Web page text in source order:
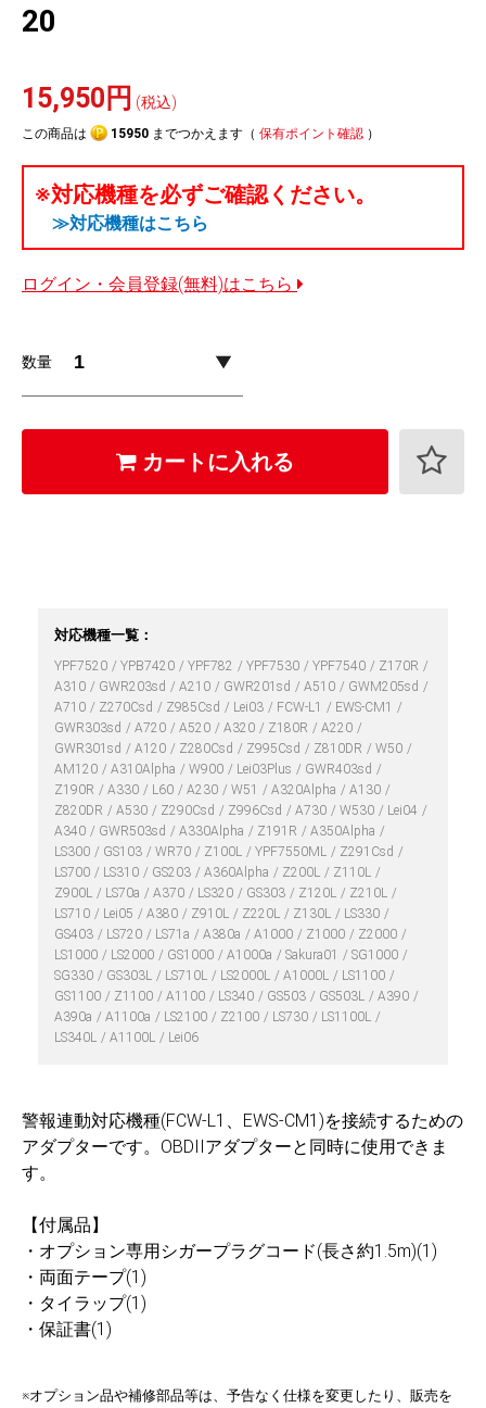
対応機種一覧：
YPF7520 YPB7420 YPF782 YPF7530 YPF7540
Z170R
A310
GWR203sd A210 GWR201sd A510
GWM205sd
A710
Z270Csd Z985Csd Lei03 FCW-L1
EWS-CM1
GWR303sd
A720 A520 A320 Z180R
A220
GWR301sd
A120 Z280Csd Z995Csd Z810DR
W50
AM120
A310Alpha W900 Lei03Plus
GWR403sd
Z190R
A330 L60 A230 W51 A320Alpha
A130
Z820DR
A530 Z290Csd Z996Csd A730 W530
Lei04
A340
GWR503sd A330Alpha Z191R
A350Alpha
LS300
GS103 WR70 Z100L YPF7550ML
Z291Csd
LS700
LS310 GS203 A360Alpha Z200L
Z110L
Z900L
LS70a A370 LS320 GS303 Z120L
Z210L
LS710
Lei05 A380 Z910L Z220L Z130L
LS330
GS403
LS720 LS71a A380a A1000 Z1000
Z2000
LS1000
LS2000 GS1000 A1000a Sakura01
SG1000
SG330
GS303L LS710L LS2000L A1000L
LS1100
GS1100
Z1100 A1100 LS340 GS503 GS503L
A390
A390a
A1100a LS2100 Z2100 LS730
LS1100L
LS340L
A1100L Lei06
警報連動対応機種(FCW-L1、EWS-CM1)を接続するための
アダプターです。OBDIIアダプターと同時に使用できま
す。
【付属品】
・オプション専用シガープラグコード(長さ約1.5m)(1)
・両面テープ(1)
・タイラップ(1)
・保証書(1)
※オプション品や補修部品等は、予告なく仕様を変更したり、販売を
20
15,950円 (税込)
この商品は 15950 までつかえます（ 保有ポイント確認 ）
※対応機種を必ずご確認ください。
≫対応機種はこちら
ログイン・会員登録(無料)はこちら
数量
カートに入れる